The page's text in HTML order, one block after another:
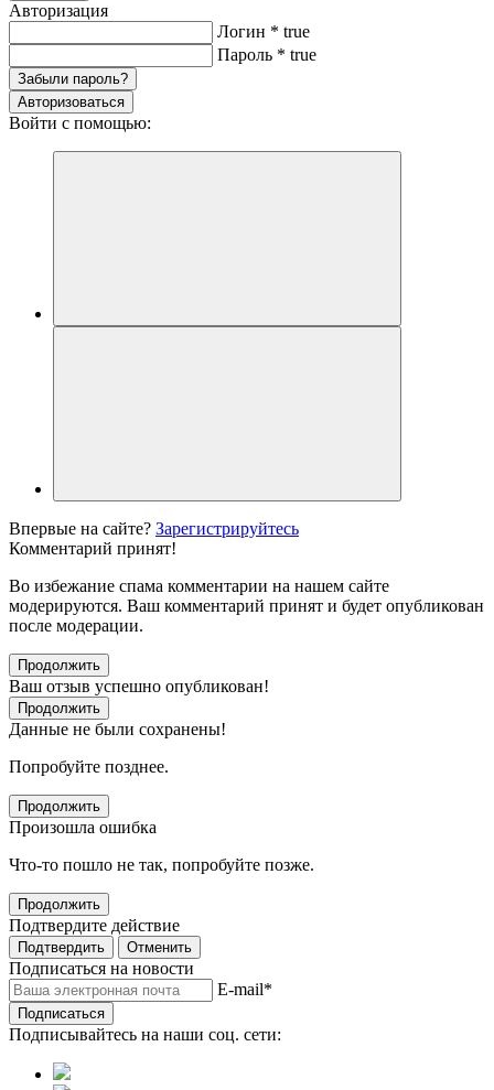
Авторизация
Логин * true
Пароль * true
Забыли пароль?
Авторизоваться
Войти с помощью:
Впервые на сайте? Зарегистрируйтесь
Комментарий принят!
Во избежание спама комментарии на нашем сайте
модерируются. Ваш комментарий принят и будет опубликован
после модерации.
Продолжить
Ваш отзыв успешно опубликован!
Продолжить
Данные не были сохранены!
Попробуйте позднее.
Продолжить
Произошла ошибка
Что-то пошло не так, попробуйте позже.
Продолжить
Подтвердите действие
Подтвердить Отменить
Подписаться на новости
E-mail*
Подписаться
Подписывайтесь на наши соц. сети: